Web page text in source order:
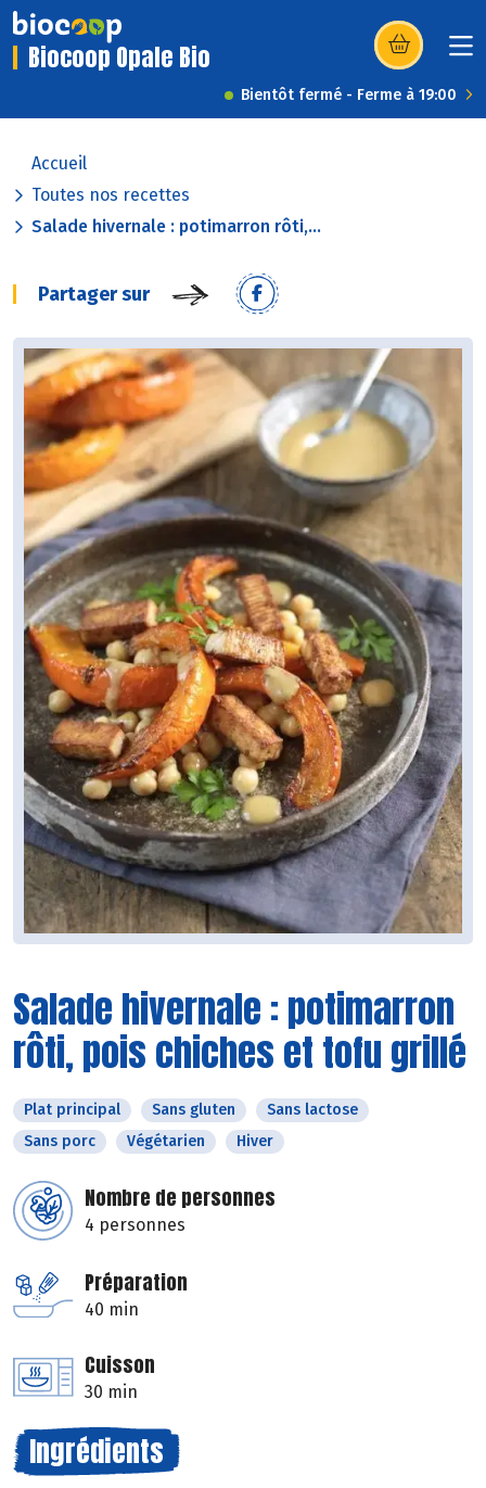
Biocoop Opale Bio (s’ouvre dans
Bientôt fermé - Ferme à 19:00
Accueil
Toutes nos recettes
Salade hivernale : potimarron rôti,...
Partager sur
Salade hivernale : potimarron
rôti, pois chiches et tofu grillé
Plat principal Sans gluten
Sans lactose
Sans porc
Végétarien Hiver
Nombre de personnes
4 personnes
Préparation
40 min
Cuisson
30 min
Ingrédients